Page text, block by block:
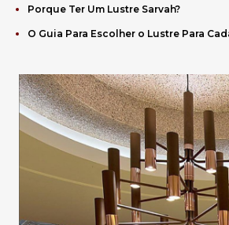
Porque Ter Um Lustre Sarvah?
O Guia Para Escolher o Lustre Para